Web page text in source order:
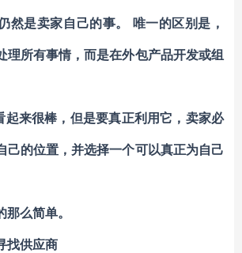
然是卖家自己的事。 唯一的区别是，
理所有事情，而是在外包产品开发或组
来很棒，但是要真正利用它，卖家必
己的位置，并选择一个可以真正为自己
么简单。
找供应商